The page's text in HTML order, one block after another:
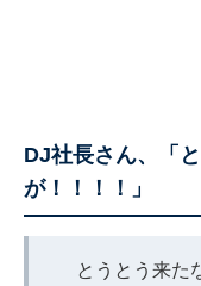
DJ社長さん、「
が！！！！」
とうとう来た